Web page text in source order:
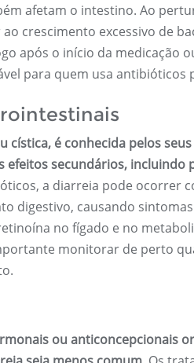
afetam o intestino. Ao
crescimento excessivo de
após o início da medicação
para quem usa antibióticos
é conhecida pelos
efeitos secundários, incluindo
a diarreia pode ocorrer
digestivo, causando
no fígado e no
monitorar de perto
ou anticoncepcionais